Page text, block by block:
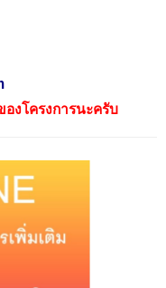
องโครงการนะครับ